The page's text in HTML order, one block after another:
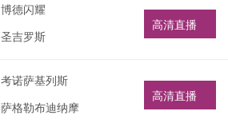
博德闪耀
圣吉罗斯
高清直播
考诺萨基列斯
萨格勒布迪纳摩
高清直播